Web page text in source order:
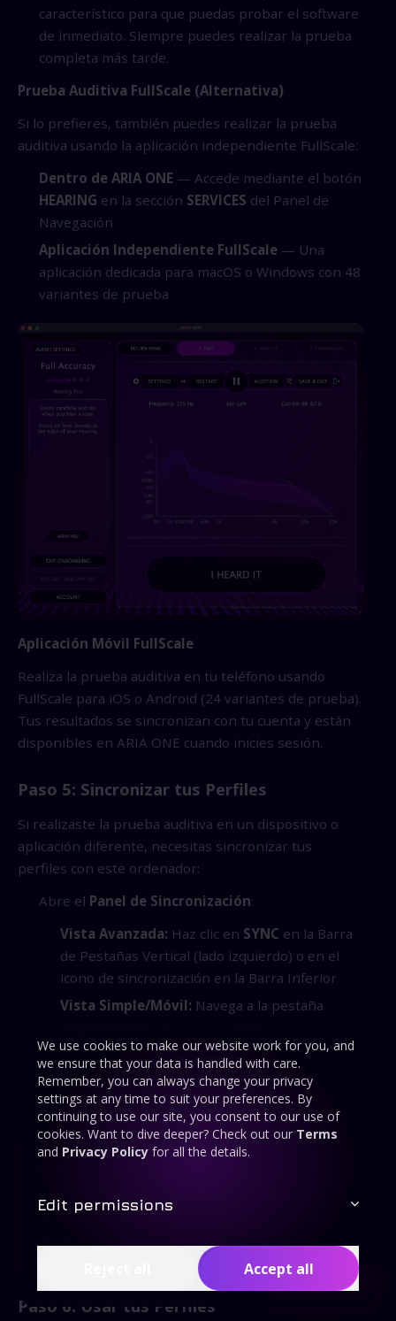
Contents
característico para que puedas probar el software
de inmediato. Siempre puedes realizar la prueba
completa más tarde.
Prueba Auditiva FullScale (Alternativa)
Si lo prefieres, también puedes realizar la prueba
auditiva usando la aplicación independiente FullScale:
Dentro de ARIA ONE — Accede mediante el botón
HEARING en la sección SERVICES del Panel de
Navegación
Aplicación Independiente FullScale — Una
aplicación dedicada para macOS o Windows con 48
variantes de prueba
Aplicación Móvil FullScale
Realiza la prueba auditiva en tu teléfono usando
FullScale para iOS o Android (24 variantes de prueba).
Tus resultados se sincronizan con tu cuenta y están
disponibles en ARIA ONE cuando inicies sesión.
Paso 5: Sincronizar tus Perfiles
Si realizaste la prueba auditiva en un dispositivo o
aplicación diferente, necesitas sincronizar tus
perfiles con este ordenador:
Abre el Panel de Sincronización:
Vista Avanzada: Haz clic en SYNC en la Barra
de Pestañas Vertical (lado izquierdo) o en el
icono de sincronización en la Barra Inferior
Vista Simple/Móvil: Navega a la pestaña
Presiona el botón"Sincronizar Ahora"
Todos tus perfiles auditivos se descargan
automáticamente y están listos para usar
anterior), tu perfil ya está cargado — puedes
Paso 6: Usar tus Perfiles
We use cookies to make our website work for you, and
we ensure that your data is handled with care.
Remember, you can always change your privacy
settings at any time to suit your preferences. By
continuing to use our site, you consent to our use of
cookies. Want to dive deeper? Check out our Terms
and Privacy Policyfor all the details.
Edit permissions
Accept all